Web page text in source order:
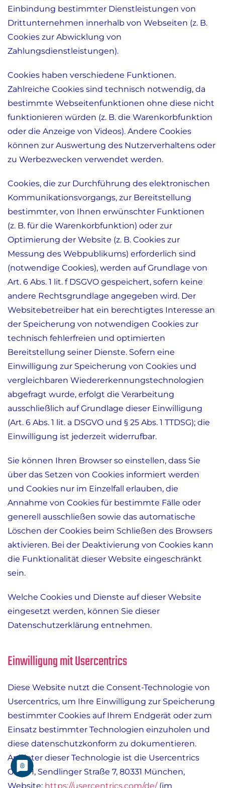
Einbindung bestimmter Dienstleistungen von
Drittunternehmen innerhalb von Webseiten (z. B.
Cookies zur Abwicklung von
Zahlungsdienstleistungen).
Cookies haben verschiedene Funktionen.
Zahlreiche Cookies sind technisch notwendig, da
bestimmte Webseitenfunktionen ohne diese nicht
funktionieren würden (z. B. die Warenkorbfunktion
oder die Anzeige von Videos). Andere Cookies
können zur Auswertung des Nutzerverhaltens oder
zu Werbezwecken verwendet werden.
Cookies, die zur Durchführung des elektronischen
Kommunikationsvorgangs, zur Bereitstellung
bestimmter, von Ihnen erwünschter Funktionen
(z. B. für die Warenkorbfunktion) oder zur
Optimierung der Website (z. B. Cookies zur
Messung des Webpublikums) erforderlich sind
(notwendige Cookies), werden auf Grundlage von
Art. 6 Abs. 1 lit. f DSGVO gespeichert, sofern keine
andere Rechtsgrundlage angegeben wird. Der
Websitebetreiber hat ein berechtigtes Interesse an
der Speicherung von notwendigen Cookies zur
technisch fehlerfreien und optimierten
Bereitstellung seiner Dienste. Sofern eine
Einwilligung zur Speicherung von Cookies und
vergleichbaren Wiedererkennungstechnologien
abgefragt wurde, erfolgt die Verarbeitung
ausschließlich auf Grundlage dieser Einwilligung
(Art. 6 Abs. 1 lit. a DSGVO und § 25 Abs. 1 TTDSG); die
Einwilligung ist jederzeit widerrufbar.
Sie können Ihren Browser so einstellen, dass Sie
über das Setzen von Cookies informiert werden
und Cookies nur im Einzelfall erlauben, die
Annahme von Cookies für bestimmte Fälle oder
generell ausschließen sowie das automatische
Löschen der Cookies beim Schließen des Browsers
aktivieren. Bei der Deaktivierung von Cookies kann
die Funktionalität dieser Website eingeschränkt
sein.
Welche Cookies und Dienste auf dieser Website
eingesetzt werden, können Sie dieser
Datenschutzerklärung entnehmen.
Einwilligung mit Usercentrics
Diese Website nutzt die Consent-Technologie von
Usercentrics, um Ihre Einwilligung zur Speicherung
bestimmter Cookies auf Ihrem Endgerät oder zum
Einsatz bestimmter Technologien einzuholen und
diese datenschutzkonform zu dokumentieren.
Anbieter dieser Technologie ist die Usercentrics
GmbH, Sendlinger Straße 7, 80331 München,
Website: https://usercentrics.com/de/(im